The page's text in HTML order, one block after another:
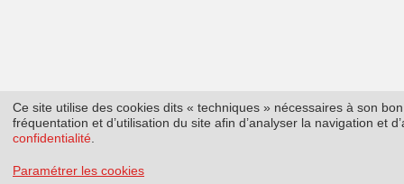
Ce site utilise des cookies dits « techniques » nécessaires à son
fréquentation et d’utilisation du site afin d’analyser la navigation et
confidentialité
Paramétrer les cookies